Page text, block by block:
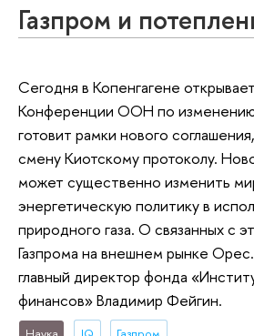
Газпром и
Сегодня в Копенгагене
Конференции ООН по
готовит рамки нового
смену Киотскому протоколу.
может существенно изменить
энергетическую политику в
природного газа. О связанных с
Газпрома на внешнем рынке
главный директор фонда
финансов» Владимир Фейгин.